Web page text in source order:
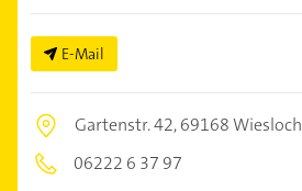
E-Mail
Gartenstr. 42,69168 Wiesloch
06222 6 37 97